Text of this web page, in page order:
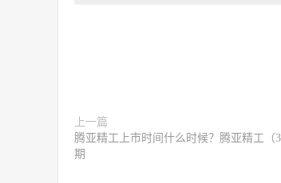
上一篇
腾亚精工上市时间什么时候？腾亚精工（
期